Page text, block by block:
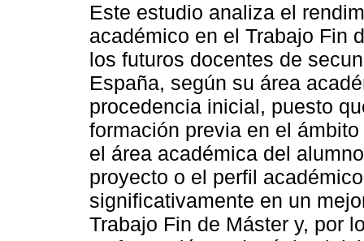
Este estudio analiza el
académico en el Trabajo Fin
los futuros docentes de
España, según su área
procedencia inicial, puesto
formación previa en el
el área académica del
proyecto o el perfil
significativamente en un
Trabajo Fin de Máster y, por